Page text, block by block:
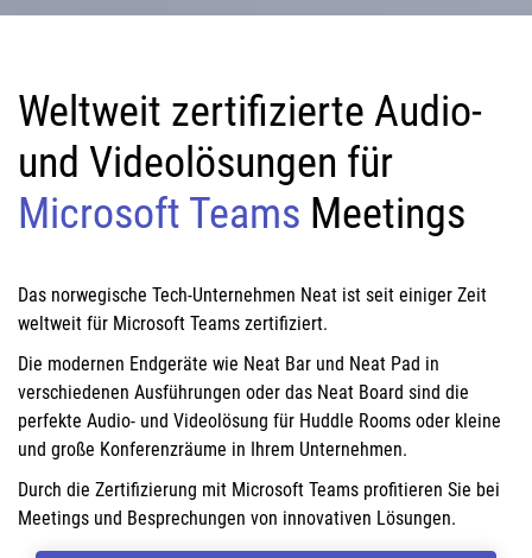
Weltweit zertifizierte Audio-
und Videolösungen für
Microsoft Teams Meetings
Das norwegische Tech-Unternehmen Neat ist seit einiger Zeit
weltweit für Microsoft Teams zertifiziert.
Die modernen Endgeräte wie Neat Bar und Neat Pad in
verschiedenen Ausführungen oder das Neat Board sind die
perfekte Audio- und Videolösung für Huddle Rooms oder kleine
und große Konferenzräume in Ihrem Unternehmen.
Durch die Zertifizierung mit Microsoft Teams profitieren Sie bei
Meetings und Besprechungen von innovativen Lösungen.